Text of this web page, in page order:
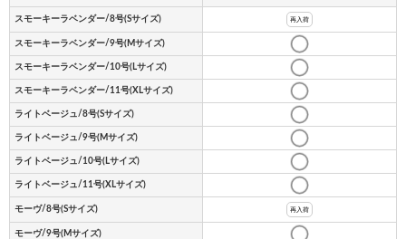
スモーキーラベンダー/8号(Sサイズ) 再入荷
スモーキーラベンダー/9号(Mサイズ)
スモーキーラベンダー/10号(Lサイズ)
スモーキーラベンダー/11号(XLサイズ)
ライトベージュ/8号(Sサイズ)
ライトベージュ/9号(Mサイズ)
ライトベージュ/10号(Lサイズ)
ライトベージュ/11号(XLサイズ)
モーヴ/8号(Sサイズ) 再入荷
モーヴ/9号(Mサイズ)